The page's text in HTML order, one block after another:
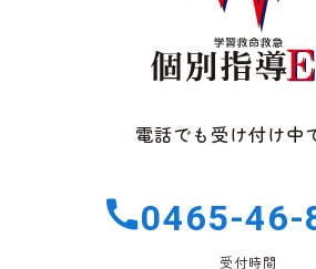
電話でも受け付け中
0465-46-
受付時間